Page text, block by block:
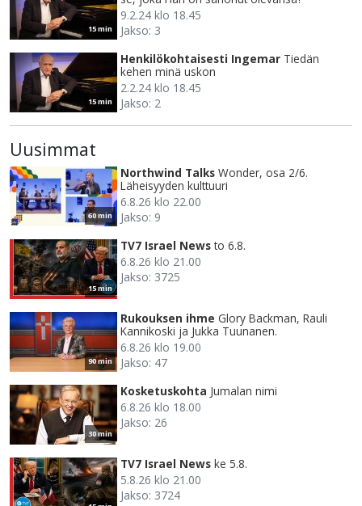
15 min
9.2.24 klo 18.45
Jakso: 3
15 min
Henkilökohtaisesti Ingemar Tiedän
kehen minä uskon
2.2.24 klo 18.45
Jakso: 2
Uusimmat
60 min
Northwind Talks Wonder, osa 2/6.
Läheisyyden kulttuuri
6.8.26 klo 22.00
Jakso: 9
15 min
TV7 Israel News to 6.8.
6.8.26 klo 21.00
Jakso: 3725
90 min
Rukouksen ihme Glory Backman, Rauli
Kannikoski ja Jukka Tuunanen.
6.8.26 klo 19.00
Jakso: 47
30 min
Kosketuskohta Jumalan nimi
6.8.26 klo 18.00
Jakso: 26
TV7 Israel News ke 5.8.
5.8.26 klo 21.00
Jakso: 3724